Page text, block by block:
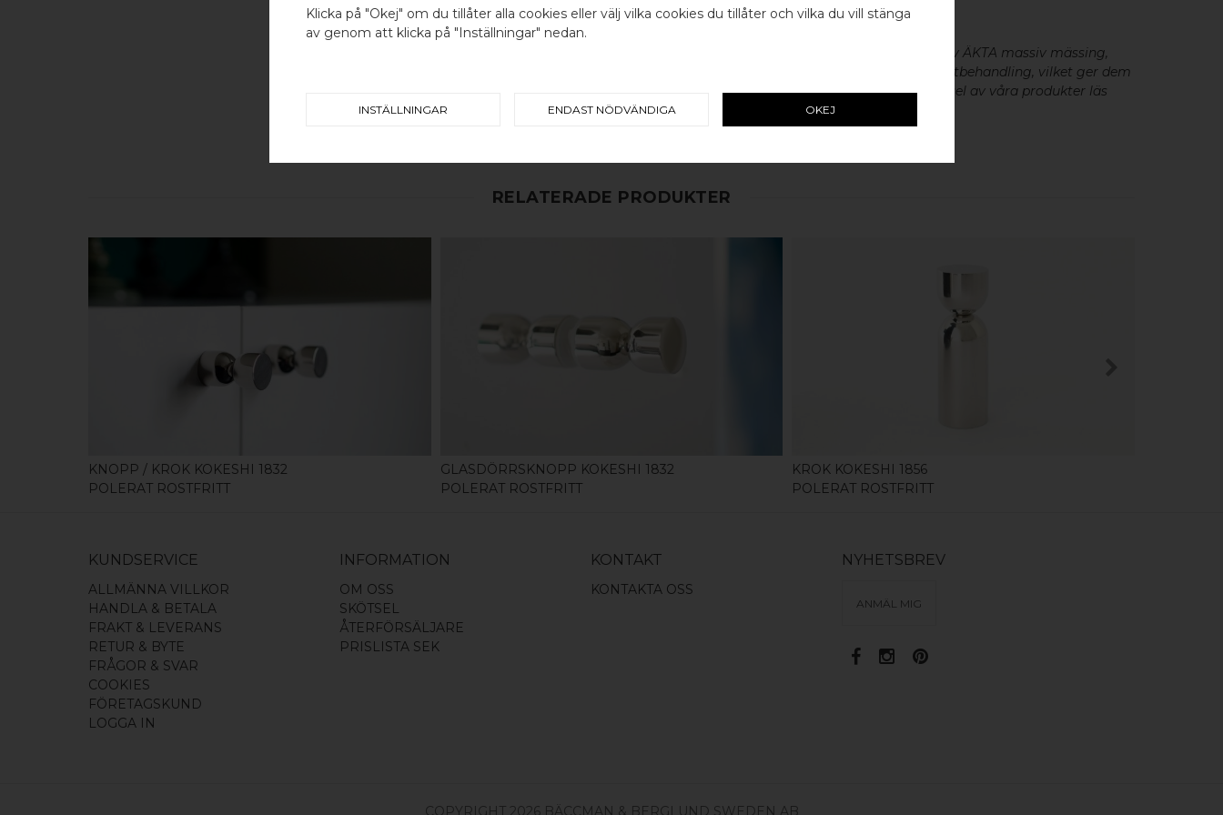
Välj land / Choose country
100% ÄKTA METALL - Alla våra beslag är tillverkade av ÄKTA massiv mässing,
koppar, rostfritt stål eller aluminium utan metallisk ytbehandling, vilket ger dem
en väldigt lång livslängd och vacker patina. För skötsel av våra produkter läs
merhär.
RELATERADE PRODUKTER
KNOPP / KROK KOKESHI 1832
POLERAT ROSTFRITT
KÖP
GLASDÖRRSKNOPP KOKESHI 1832
POLERAT ROSTFRITT
KROK KOKESHI 1856
POLERAT ROSTFRITT
KUNDSERVICE
ALLMÄNNA VILLKOR
HANDLA & BETALA
FRAKT & LEVERANS
RETUR & BYTE
FRÅGOR & SVAR
COOKIES
FÖRETAGSKUND
LOGGA IN
INFORMATION
OM OSS
SKÖTSEL
ÅTERFÖRSÄLJARE
PRISLISTA SEK
KONTAKT
KONTAKTA OSS
NYHETSBREV
ANMÄL MIG
COPYRIGHT 2026 BÄCCMAN & BERGLUND SWEDEN AB
Klicka på "Okej" om du tillåter alla cookies eller välj vilka cookies du tillåter och vilka du vill stänga
av genom att klicka på "Inställningar" nedan.
INSTÄLLNINGAR ENDAST NÖDVÄNDIGA OKEJ